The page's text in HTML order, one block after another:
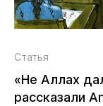
Статья
«Не Аллах
рассказали